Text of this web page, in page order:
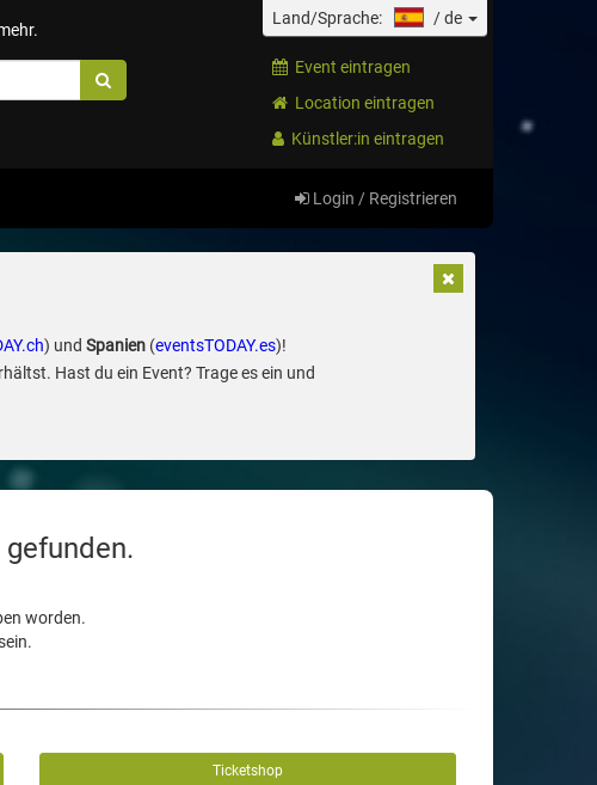
Land/Sprache: /de
Event eintragen
Location eintragen
Künstler:in eintragen
Login / Registrieren
) und Spanien(eventsTODAY.es)!
Hast du ein Event? Trage es ein und
worden.
Ticketshop